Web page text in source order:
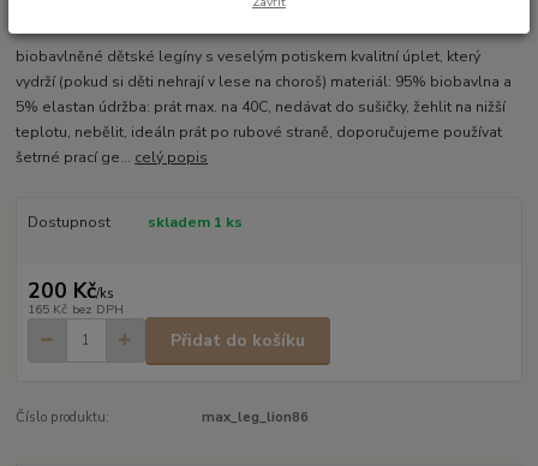
biobavlněné dětské legíny s veselým potiskem kvalitní úplet, který
vydrží (pokud si děti nehrají v lese na choroš) materiál: 95% biobavlna a
5% elastan údržba: prát max. na 40C, nedávat do sušičky, žehlit na nižší
teplotu, nebělit, ideáln prát po rubové straně, doporučujeme používat
šetrné prací ge... celý popis
Dostupnost skladem 1 ks
200 Kč/ks
165 Kč bez DPH
Přidat do košíku
Číslo produktu: max_leg_lion86